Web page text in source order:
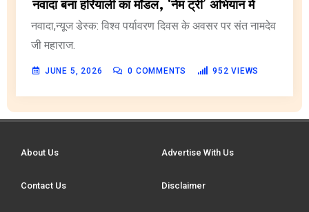
नवादा बना हरियाली का मॉडल, ‘नेम ट्री’ अभियान में
नवादा,न्यूज डेस्क: विश्व पर्यावरण दिवस के अवसर पर संत नामदेव
जी महाराज.
JUNE 5, 2026 0 COMMENTS 952 VIEWS
About Us Advertise With Us
Contact Us Disclaimer